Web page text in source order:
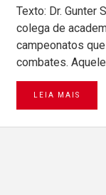
Texto: Dr. Gunter
colega de
campeonatos
combates.
LEIA MAIS